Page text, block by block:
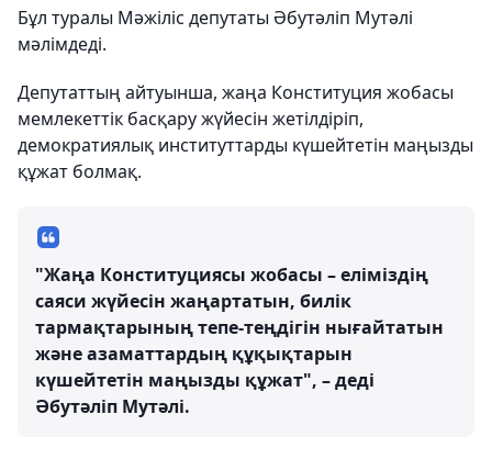
Бұл туралы Мәжіліс депутаты Әбутәліп Мутәлі
мәлімдеді.
Депутаттың айтуынша, жаңа Конституция жобасы
мемлекеттік басқару жүйесін жетілдіріп,
демократиялық институттарды күшейтетін маңызды
құжат болмақ.
"Жаңа Конституциясы жобасы – еліміздің
саяси жүйесін жаңартатын, билік
тармақтарының тепе-теңдігін нығайтатын
және азаматтардың құқықтарын
күшейтетін маңызды құжат", – деді
Әбутәліп Мутәлі.